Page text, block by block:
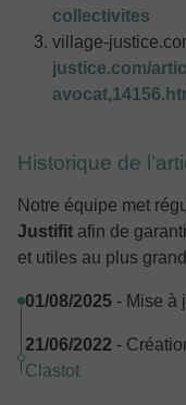
collectivites
village-
justice.com/
Historique de
Notre équipe met
Justifit afin de
et utiles au plus
01/08/2025 - Mise à
21/06/2022 -
Clastot